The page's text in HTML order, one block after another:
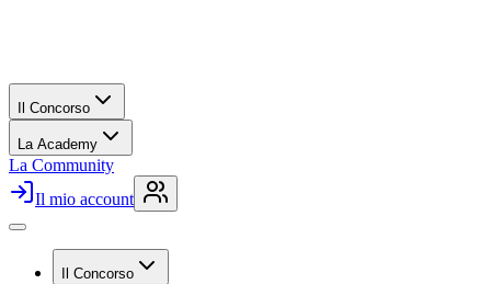
Il Concorso
La Academy
La Community
Il mio account
Il Concorso